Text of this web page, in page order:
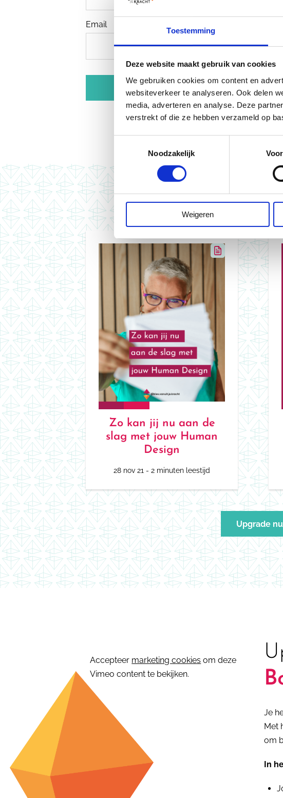
Toestemming
Deze website maakt gebruik van cookies
We gebruiken cookies om content en
websiteverkeer te analyseren. Ook delen
media, adverteren en analyse. Deze
verstrekt of die ze hebben verzameld op
Noodzakelijk
Weigeren
Email
Deze artikelen
Zo kan jij nu aan de
slag met jouw Human
Design
28 nov 21 - 2 minuten leestijd
Upgrade
⋯
Accepteer marketing cookies om deze
Vimeo content te bekijken.
Je
Met
om
In